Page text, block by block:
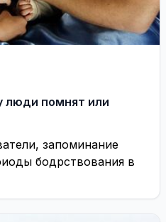
люди помнят или
запоминание
бодрствования в